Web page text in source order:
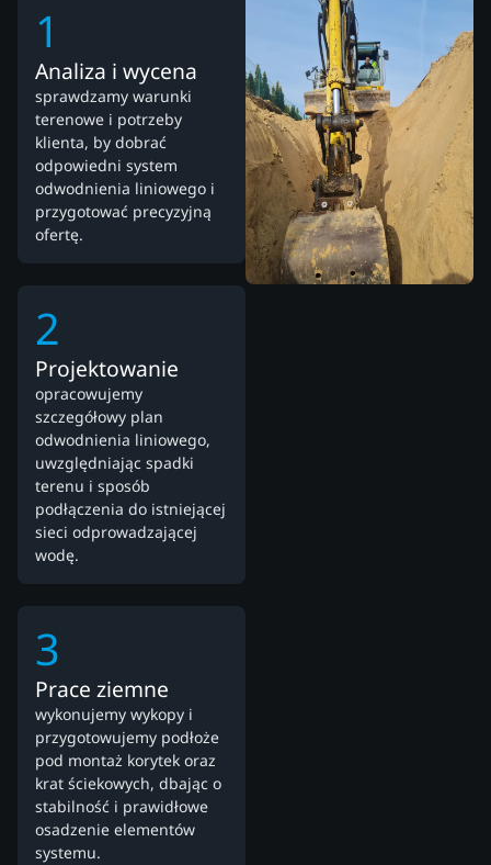
1
Analiza i wycena
sprawdzamy warunki
terenowe i potrzeby
klienta, by dobrać
odpowiedni system
odwodnienia liniowego i
przygotować precyzyjną
ofertę.
2
Projektowanie
opracowujemy
szczegółowy plan
odwodnienia liniowego,
uwzględniając spadki
terenu i sposób
podłączenia do istniejącej
sieci odprowadzającej
wodę.
3
Prace ziemne
wykonujemy wykopy i
przygotowujemy podłoże
pod montaż korytek oraz
krat ściekowych, dbając o
stabilność i prawidłowe
osadzenie elementów
systemu.